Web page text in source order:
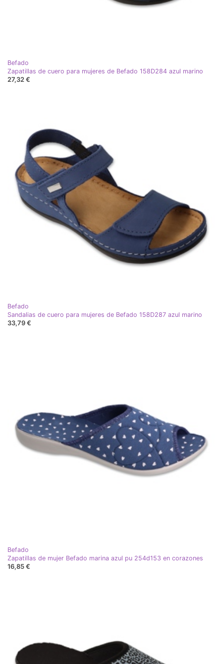
Befado
Zapatillas de cuero para mujeres de Befado 158D284 azul marino
27,32 €
Befado
Sandalias de cuero para mujeres de Befado 158D287 azul marino
33,79 €
Befado
Zapatillas de mujer Befado marina azul pu 254d153 en corazones
16,85 €